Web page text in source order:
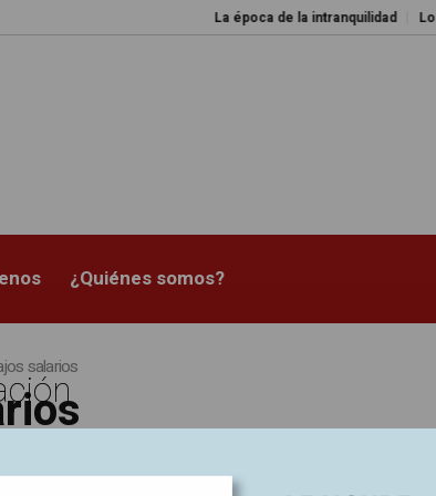
La época de la intranquilidad Los
¿Quiénes somos?
salarios